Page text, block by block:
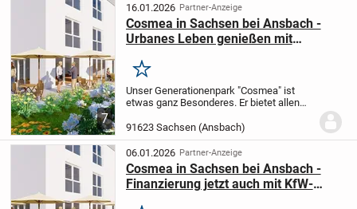
gelungene Wohnungsgru...
7
16.01.2026 Partner-Anzeige
Cosmea in Sachsen bei Ansbach -
Urbanes Leben genießen mit
Merken
Unser Generationenpark "Cosmea" ist
etwas ganz Besonderes. Er bietet allen
selbstbestimmtes Leben brauchen, egal
ob zu zweit oder alleine.Moderne und
gelungene Wohnungsgru...
91623 Sachsen (Ansbach)
06.01.2026 Partner-Anzeige
Cosmea in Sachsen bei Ansbach -
Finanzierung jetzt auch mit KfW-